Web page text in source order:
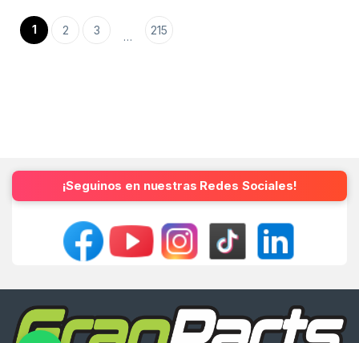
1 2 3 … 215
¡Seguinos en nuestras Redes Sociales!